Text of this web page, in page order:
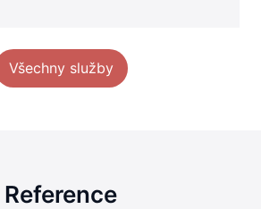
Všechny služby
Reference